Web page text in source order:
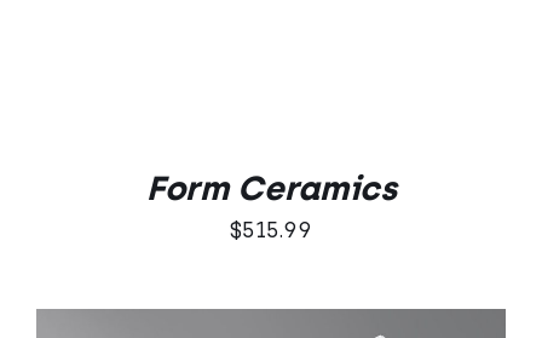
Form Ceramics
$515.99